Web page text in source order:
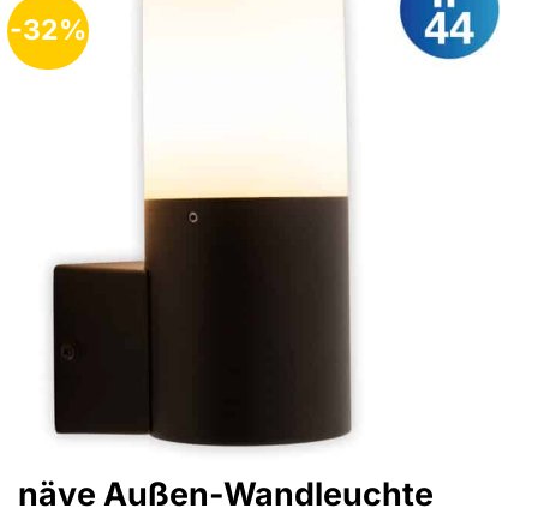
-32%
näve Außen-Wandleuchte